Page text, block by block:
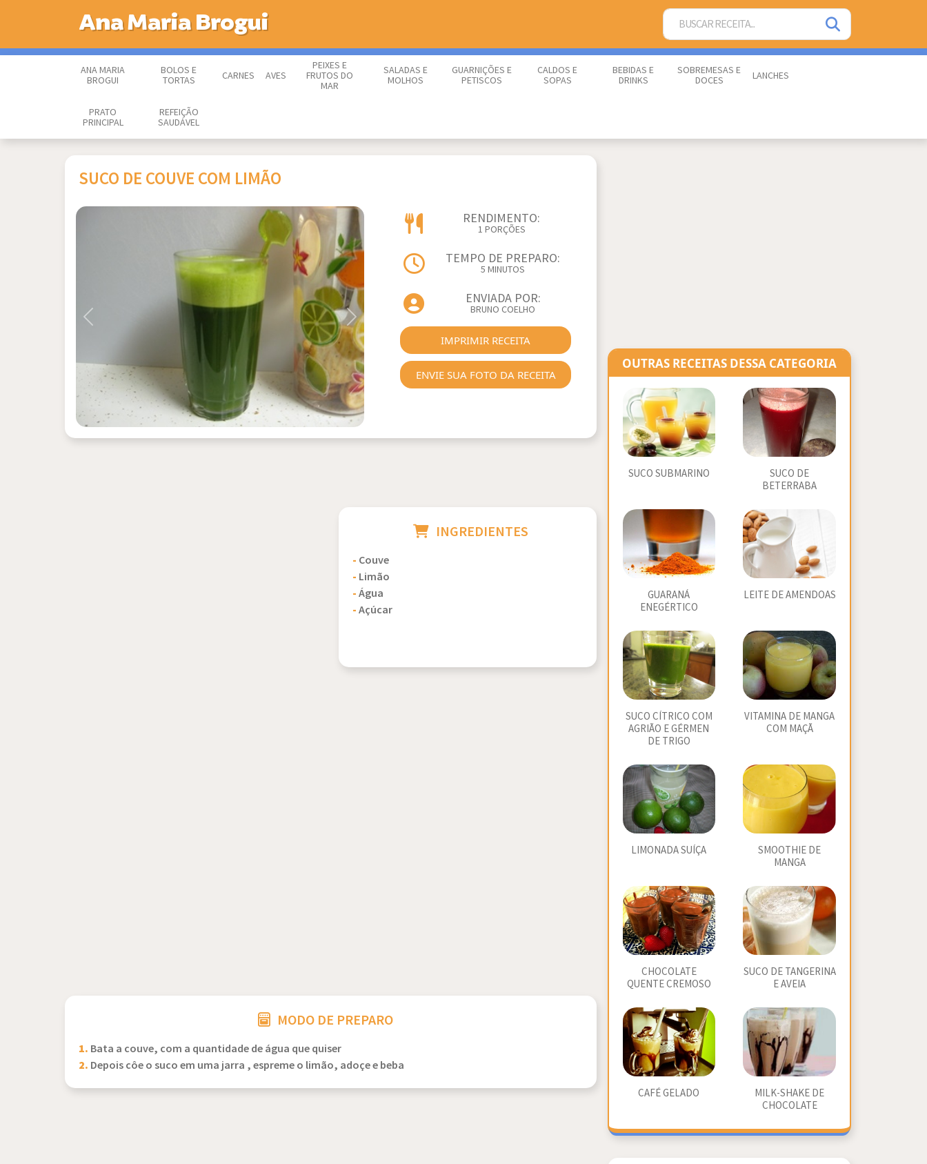
Ana Maria Brogui
ANA MARIA
BROGUI
BOLOS E
TORTAS
CARNES AVES
PEIXES E
FRUTOS DO
MAR
SALADAS E
MOLHOS
GUARNIÇÕES E
PETISCOS
CALDOS E
SOPAS
BEBIDAS E
DRINKS
SOBREMESAS E
DOCES
LANCHES
PRATO
PRINCIPAL
REFEIÇÃO
SAUDÁVEL
SUCO DE COUVE COM LIMÃO
Previous Next
RENDIMENTO:
1 PORÇÕES
TEMPO DE PREPARO:
5 MINUTOS
ENVIADA POR:
BRUNO COELHO
IMPRIMIR RECEITA
ENVIE SUA FOTO DA RECEITA
INGREDIENTES
- Couve
- Limão
-Água
-Açúcar
MODO DE PREPARO
1. Bata a couve, com a quantidade de água que quiser
2. Depois côe o suco em uma jarra , espreme o limão, adoçe e beba
OUTRAS RECEITAS DESSA CATEGORIA
SUCO SUBMARINO
SUCO DE
BETERRABA
GUARANÁ
ENEGÉRTICO
LEITE DE AMENDOAS
SUCO CÍTRICO COM
AGRIÃO E GÉRMEN
DE TRIGO
VITAMINA DE MANGA
COM MAÇÃ
LIMONADA SUÍÇA
SMOOTHIE DE
MANGA
CHOCOLATE
QUENTE CREMOSO
SUCO DE TANGERINA
E AVEIA
CAFÉ GELADO
MILK-SHAKE DE
CHOCOLATE